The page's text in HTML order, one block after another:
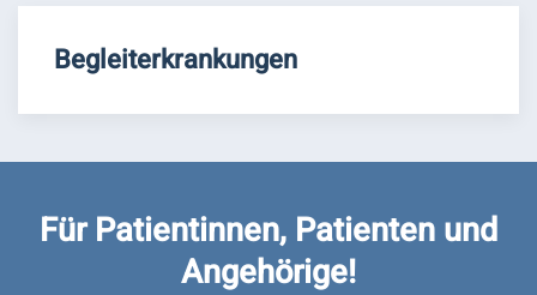
Begleiterkrankungen
Für Patientinnen, Patienten und
Angehörige!